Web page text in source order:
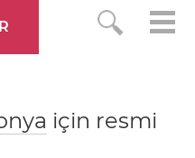
için resmi